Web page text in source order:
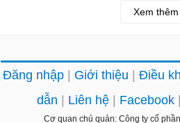
Xem thêm
Đăng nhập Giới thiệu Điều
dẫn
Liên hệ Facebook
Cơ quan chủ quản: Công ty cổ